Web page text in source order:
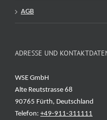
AGB
ADRESSE UND
WSE GmbH
Alte Reutstrasse 68
90765 Fürth, Deutschland
Telefon: +49-911-311111